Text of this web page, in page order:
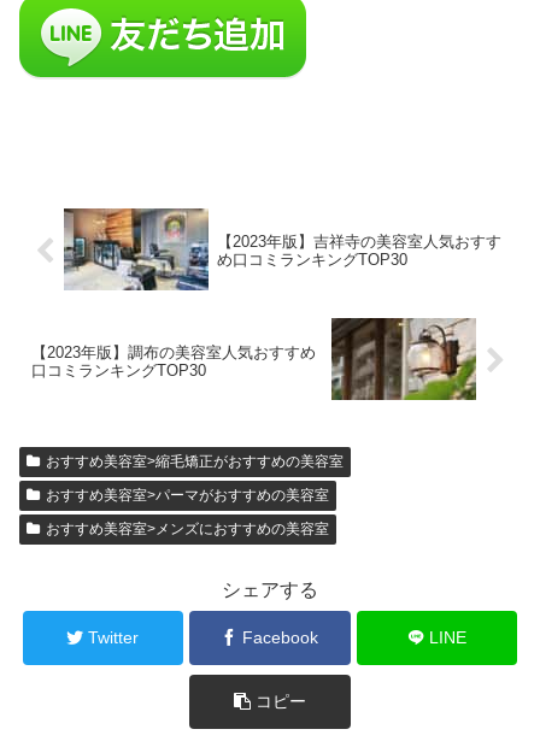
【2023年版】吉祥寺の美容室人気おすす
め口コミランキングTOP30
【2023年版】調布の美容室人気おすすめ
口コミランキングTOP30
おすすめ美容室>縮毛矯正がおすすめの美容室
おすすめ美容室>パーマがおすすめの美容室
おすすめ美容室>メンズにおすすめの美容室
シェアする
Twitter Facebook LINE
コピー